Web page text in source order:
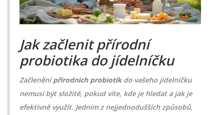
Jak začlenit přírodní
probiotika do jídelníčku
Začleněnípřírodních probiotikdo vašeho jídelníčku
nemusí být složité, pokud víte, kde je hledat a jak je
efektivně využít. Jedním z nejjednodušších způsobů,